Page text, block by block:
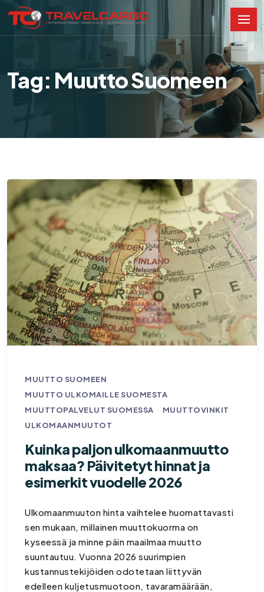
Tag: Muutto Suomeen
MUUTTO SUOMEEN
MUUTTO ULKOMAILLE SUOMESTA
MUUTTOPALVELUT SUOMESSA
MUUTTOVINKIT
ULKOMAANMUUTOT
Kuinka paljon ulkomaanmuutto
maksaa? Päivitetyt hinnat ja
esimerkit vuodelle 2026
Ulkomaanmuuton hinta vaihtelee huomattavasti
sen mukaan, millainen muuttokuorma on
kyseessä ja minne päin maailmaa muutto
suuntautuu. Vuonna 2026 suurimpien
kustannustekijöiden odotetaan liittyvän
edelleen kuljetusmuotoon, tavaramäärään,